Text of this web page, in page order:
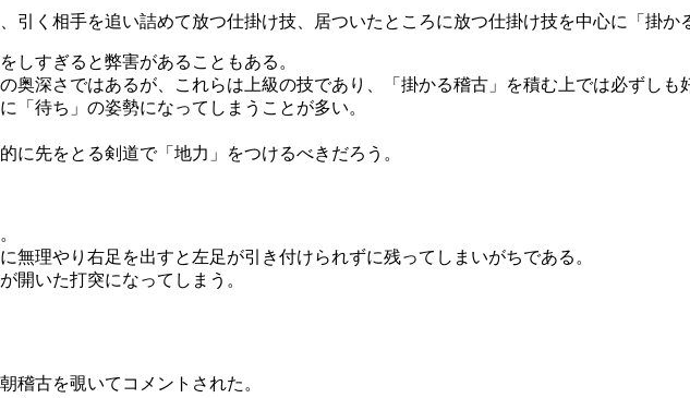
引く相手を追い詰めて放つ仕掛け技、居ついたところに放つ仕掛け技を中心に「掛か
しすぎると弊害があることもある。
奥深さではあるが、これらは上級の技であり、「掛かる稽古」を積む上では必ずしも
「待ち」の姿勢になってしまうことが多い。
に先をとる剣道で「地力」をつけるべきだろう。
理やり右足を出すと左足が引き付けられずに残ってしまいがちである。
開いた打突になってしまう。
稽古を覗いてコメントされた。